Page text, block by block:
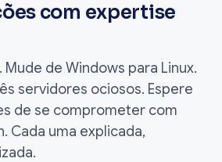
com expertise
Mude de Windows para Linux.
servidores ociosos. Espere
de se comprometer com
Cada uma explicada,